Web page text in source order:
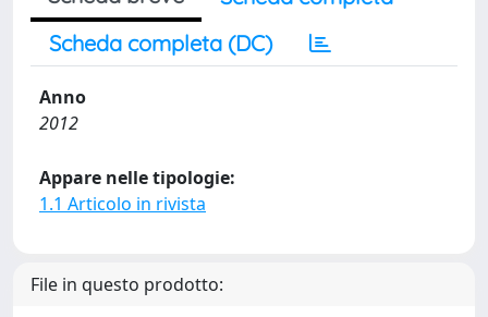
Scheda completa (DC)
Anno
2012
Appare nelle tipologie:
1.1 Articolo in rivista
File in questo prodotto: